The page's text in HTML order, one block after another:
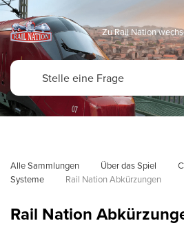
Zu Rail Nation
Alle Sammlungen Über das Spiel
Systeme
Rail Nation Abkürzungen
Rail Nation